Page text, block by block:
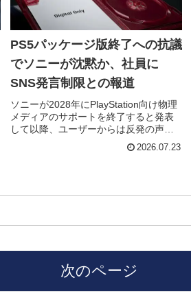
PS5パッケージ版終了への抗議
でソニーが沈黙か、社員に
SNS発言制限との報道
ソニーが2028年にPlayStation向け物理
メディアのサポートを終了すると発表
して以降、ユーザーからは反発の声が
続いています。こうした中、
PlayStationの社員にはSNS上でこの問
2026.07.23
次のページ